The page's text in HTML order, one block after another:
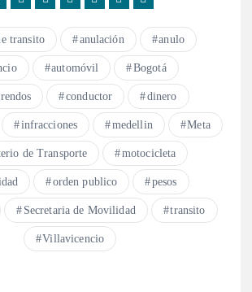
transito anulación anulo
automóvil Bogotá
conductor dinero
infracciones medellin Meta
de Transporte motocicleta
orden publico pesos
Secretaria de Movilidad transito
Villavicencio